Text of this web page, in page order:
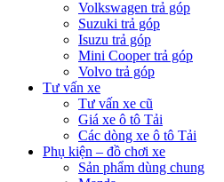
Volkswagen trả góp
Suzuki trả góp
Isuzu trả góp
Mini Cooper trả góp
Volvo trả góp
Tư vấn xe
Tư vấn xe cũ
Giá xe ô tô Tải
Các dòng xe ô tô Tải
Phụ kiện – đồ chơi xe
Sản phẩm dùng chung